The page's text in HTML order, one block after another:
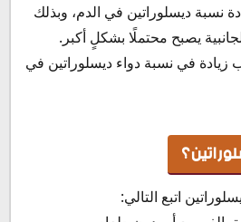
نسبة ديسلوراتين في الدم، وبذلك
يصبح محتملًا بشكلٍ أكبر.
زيادة في نسبة دواء ديسلوراتين في
اتبع التالي: